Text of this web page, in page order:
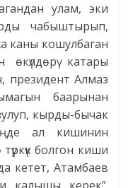
улам, эки
чабыштырып,
каны кошулбаган
катары
президент Алмаз
баарынан
кырды-бычак
ал кишинин
болгон киши
кетет, Атамбаев